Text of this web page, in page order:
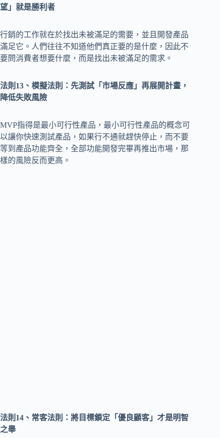
望」就是勝利者
行銷的工作就在於找出未被滿足的需要，並且開發產品
滿足它。人們往往不知道他們真正要的是什麼，因此不
要問消費者想要什麼，而是找出未被滿足的需求。
法則13、模擬法則：先測試「市場反應」再展開計畫，
降低失敗風險
MVP指得是最小可行性產品，最小可行性產品的概念可
以讓你快速測試產品，如果行不通就趕快停止，而不要
等到產品功能齊全，全部功能開發完畢再推出市場，那
樣的風險反而更高。
法則14、常客法則：將目標鎖定「優良顧客」才是明智
之舉